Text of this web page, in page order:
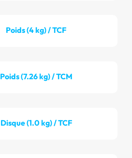
Poids (4 kg) / TCF
Poids (7.26 kg) / TCM
Disque (1.0 kg) / TCF